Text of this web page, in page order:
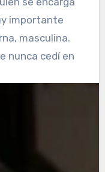
importante
masculina.
nunca cedí en